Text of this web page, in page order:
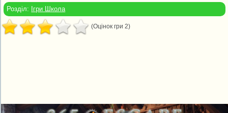
Розділ: Ігри Школа
(Оцінок гри 2)